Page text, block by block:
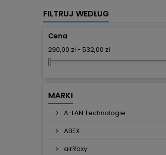
FILTRUJ WEDŁUG
Cena
290,00 zł - 532,00 zł
MARKI
A-LAN Technologie
ABEX
airRoxy